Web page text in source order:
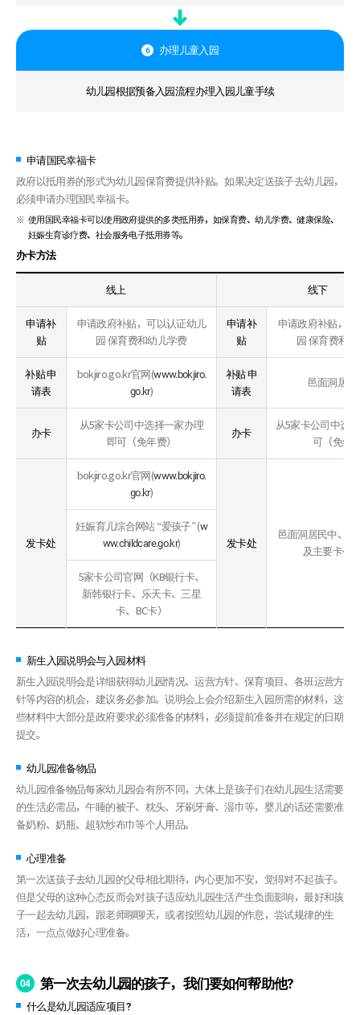
6 办理儿童入园
幼儿园根据预备入园流程办理入园儿童手续
申请国民幸福卡
政府以抵用券的形式为幼儿园保育费提供补贴。如果决定送孩子去幼儿园，
必须申请办理国民幸福卡。
使用国民幸福卡可以使用政府提供的多类抵用券，如保育费、幼儿学费、健康保险、
妊娠生育诊疗费、社会服务电子抵用券等。
办卡方法
线上 线下
申请补
贴
申请政府补贴，可以认证幼儿
园 保育费和幼儿学费
申请补
贴
申请政府补贴，
园 保育费和
补贴 申
请表
bokjiro.go.kr官网(www.bokjiro.
go.kr)
补贴 申
请表
邑面洞居民
办卡
从5家卡公司中选择一家办理
即可（免年费）
办卡
从5家卡公司中选
可（免年
发卡处
bokjiro.go.kr官网(www.bokjiro.
go.kr)
发卡处
邑面洞居民中、
及主要卡公
妊娠育儿综合网站 “爱孩子” (w
ww.childcare.go.kr)
5家卡公司官网（KB银行卡、
新韩银行卡、乐天卡、三星
卡、BC卡）
新生入园说明会与入园材料
新生入园说明会是详细获得幼儿园情况、运营方针、保育项目、各班运营方
针等内容的机会，建议务必参加。说明会上会介绍新生入园所需的材料，这
些材料中大部分是政府要求必须准备的材料，必须提前准备并在规定的日期
提交。
幼儿园准备物品
幼儿园准备物品每家幼儿园会有所不同，大体上是孩子们在幼儿园生活需要
的生活必需品，午睡的被子、枕头、牙刷牙膏、湿巾等，婴儿的话还需要准
备奶粉、奶瓶、超软纱布巾等个人用品。
心理准备
第一次送孩子去幼儿园的父母相比期待，内心更加不安，觉得对不起孩子。
但是父母的这种心态反而会对孩子适应幼儿园生活产生负面影响，最好和孩
子一起去幼儿园，跟老师聊聊天，或者按照幼儿园的作息，尝试规律的生
活，一点点做好心理准备。
04 第一次去幼儿园的孩子，我们要如何帮助他?
什么是幼儿园适应项目?